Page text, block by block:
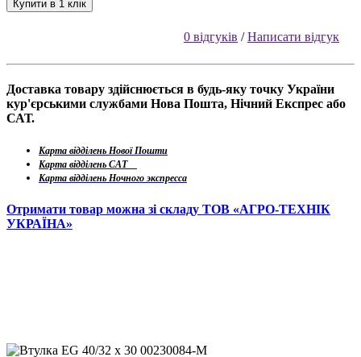
Купити в 1 клік
0 відгуків /Написати відгук
Доставка товару здійснюється в будь-яку точку України
кур'єрськими службами Нова Пошта, Нічний Експрес або
САТ.
Карта відділень Нової Пошти
Карта відділень САТ
Карта відділень Ночного экспресса
Отримати товар можна зі складу ТОВ «АГРО-ТЕХНІК
УКРАЇНА»